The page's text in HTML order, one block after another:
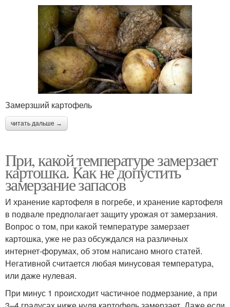
Замерзший картофель
читать дальше →
При, какой температуре замерзает
картошка. Как не допустить
замерзание запасов
И хранение картофеля в погребе, и хранение картофеля
в подвале предполагает защиту урожая от замерзания.
Вопрос о том, при какой температуре замерзает
картошка, уже не раз обсуждался на различных
интернет-форумах, об этом написано много статей.
Негативной считается любая минусовая температура,
или даже нулевая.
При минус 1 происходит частичное подмерзание, а при